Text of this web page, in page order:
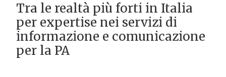
Tra le realtà più forti in Italia
per expertise nei servizi di
informazione e comunicazione
per la PA